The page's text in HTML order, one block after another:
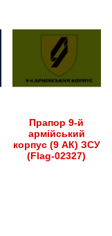
Прапор 9-й
армійський
корпус (9 АК) ЗСУ
(Flag-02327)